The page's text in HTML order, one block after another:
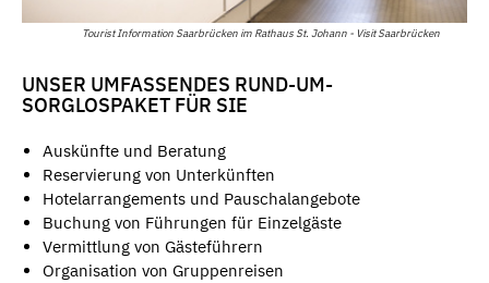
Tourist Information Saarbrücken im Rathaus St. Johann - Visit Saarbrücken
UNSER UMFASSENDES RUND-UM-
SORGLOSPAKET FÜR SIE
Auskünfte und Beratung
Reservierung von Unterkünften
Hotelarrangements und Pauschalangebote
Buchung von Führungen für Einzelgäste
Vermittlung von Gästeführern
Organisation von Gruppenreisen